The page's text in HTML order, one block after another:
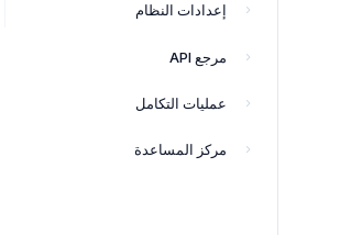
إعدادات النظام
مرجع API
عمليات التكامل
مركز المساعدة